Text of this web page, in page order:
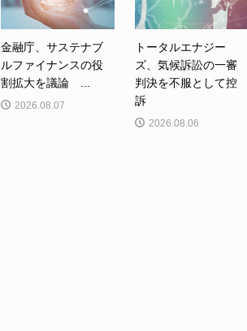
金融庁、サステナブ
ルファイナンスの役
割拡大を議論 ...
2026.08.07
トータルエナジー
ズ、気候訴訟の一審
判決を不服として控
訴
2026.08.06